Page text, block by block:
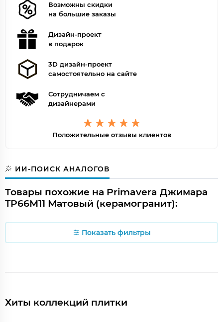
Возможны скидки
на большие заказы
Дизайн-проект
в подарок
3D дизайн-проект
самостоятельно на сайте
Сотрудничаем с
дизайнерами
Положительные отзывы клиентов
ИИ-ПОИСК АНАЛОГОВ
Товары похожие на Primavera Джимара
TP66M11 Матовый (керамогранит):
Показать фильтры
Хиты коллекций плитки